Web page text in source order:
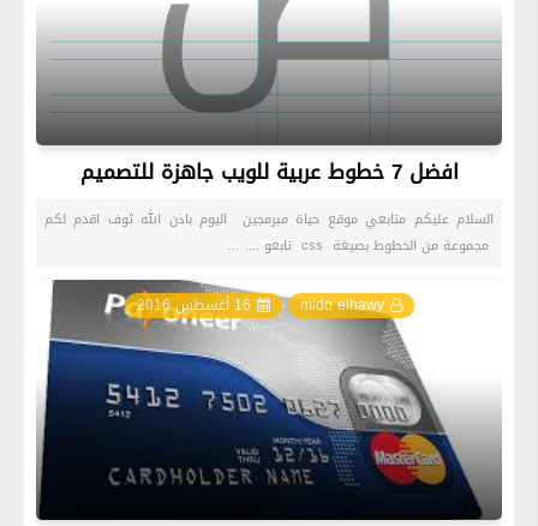
افضل 7 خطوط عربية للويب جاهزة للتصميم
السلام عليكم متابعي موقع حياة مبرمجين اليوم باذن الله ثوف اقدم لكم
مجموعة من الخطوط بصيغة css تابعو .... …
mido elhawy 16 أغسطس 2016